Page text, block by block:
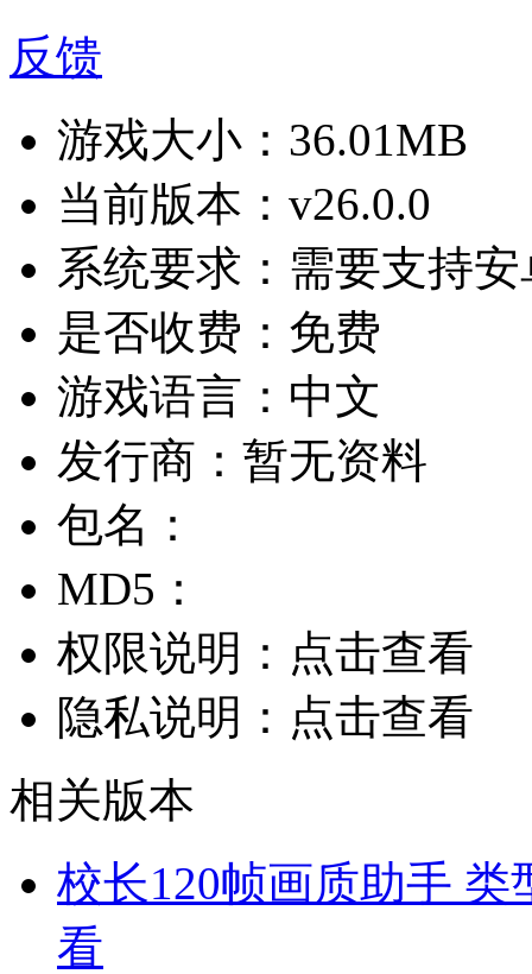
反馈
游戏大小： 36.01MB
当前版本： v26.0.0
系统要求： 需要支持
是否收费： 免费
游戏语言： 中文
发行商： 暂无资料
包名：
MD5：
权限说明： 点击查看
隐私说明： 点击查看
相关版本
校长120帧画质助手 类
看